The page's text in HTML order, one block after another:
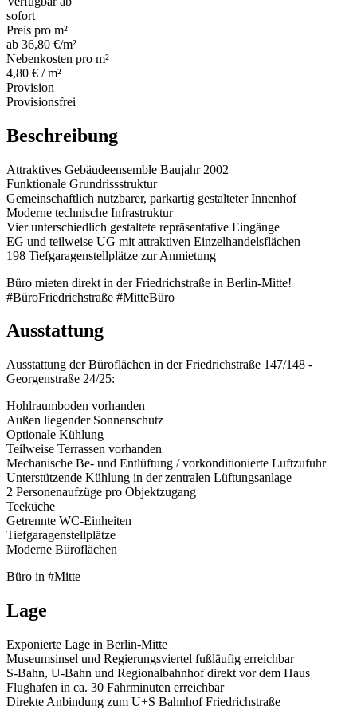
sofort
Preis pro m²
ab 36,80 €/m²
Nebenkosten pro m²
4,80 € / m²
Provision
Provisionsfrei
Beschreibung
Attraktives Gebäudeensemble Baujahr 2002
Funktionale Grundrissstruktur
Gemeinschaftlich nutzbarer, parkartig gestalteter Innenhof
Moderne technische Infrastruktur
Vier unterschiedlich gestaltete repräsentative Eingänge
EG und teilweise UG mit attraktiven Einzelhandelsflächen
198 Tiefgaragenstellplätze zur Anmietung
Büro mieten direkt in der Friedrichstraße in Berlin-Mitte!
#BüroFriedrichstraße #MitteBüro
Ausstattung
Ausstattung der Büroflächen in der Friedrichstraße 147/148 -
Georgenstraße 24/25:
Hohlraumboden vorhanden
Außen liegender Sonnenschutz
Optionale Kühlung
Teilweise Terrassen vorhanden
Mechanische Be- und Entlüftung / vorkonditionierte Luftzufuhr
Unterstützende Kühlung in der zentralen Lüftungsanlage
2 Personenaufzüge pro Objektzugang
Teeküche
Getrennte WC-Einheiten
Tiefgaragenstellplätze
Moderne Büroflächen
Büro in #Mitte
Lage
Exponierte Lage in Berlin-Mitte
Museumsinsel und Regierungsviertel fußläufig erreichbar
S-Bahn, U-Bahn und Regionalbahnhof direkt vor dem Haus
Flughafen in ca. 30 Fahrminuten erreichbar
Direkte Anbindung zum U+S Bahnhof Friedrichstraße